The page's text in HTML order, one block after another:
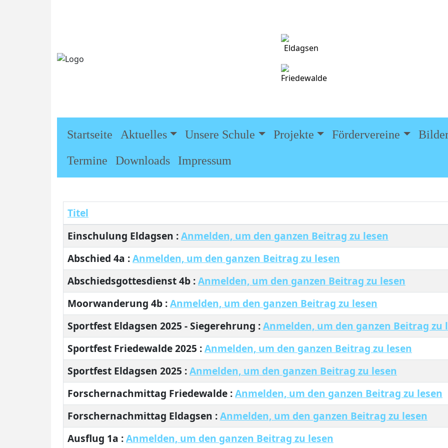
Startseite Aktuelles Unsere Schule Projekte Fördervereine
Termine
Downloads Impressum
Beiträge
Titel
Einschulung Eldagsen :Anmelden, um den ganzen Beitrag zu lesen
Abschied 4a :Anmelden, um den ganzen Beitrag zu lesen
Abschiedsgottesdienst 4b :Anmelden, um den ganzen Beitrag zu lesen
Moorwanderung 4b :Anmelden, um den ganzen Beitrag zu lesen
Sportfest Eldagsen 2025 - Siegerehrung :Anmelden, um den ganzen Beitrag zu
Sportfest Friedewalde 2025 :Anmelden, um den ganzen Beitrag zu lesen
Sportfest Eldagsen 2025 :Anmelden, um den ganzen Beitrag zu lesen
Forschernachmittag Friedewalde :Anmelden, um den ganzen Beitrag zu lesen
Forschernachmittag Eldagsen :Anmelden, um den ganzen Beitrag zu lesen
Ausflug 1a :Anmelden, um den ganzen Beitrag zu lesen